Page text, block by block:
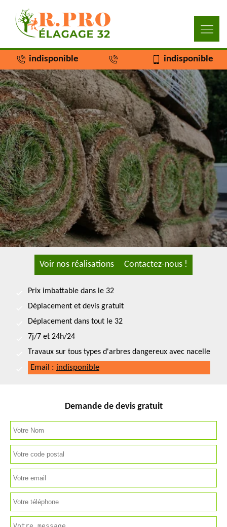
indisponible indisponible
Voir nos réalisations Contactez-nous !
Prix imbattable dans le 32
Déplacement et devis gratuit
Déplacement dans tout le 32
7j/7 et 24h/24
Travaux sur tous types d'arbres dangereux avec nacelle
Email : indisponible
Demande de devis gratuit